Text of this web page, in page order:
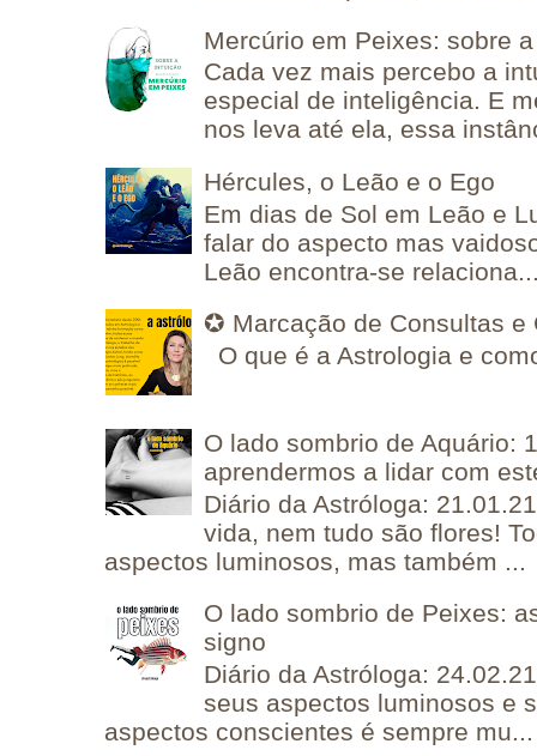
Mercúrio em Peixes: sobre
Cada vez mais percebo a
especial de inteligência. E
nos leva até ela, essa
Hércules, o Leão e o Ego
Em dias de Sol em Leão e
falar do aspecto mas
Leão encontra-se
✪ Marcação de Consultas e
O que é a Astrologia e
O lado sombrio de Aquário:
aprendermos a lidar com
Diário da Astróloga:
vida, nem tudo são flores!
aspectos luminosos, mas também ...
O lado sombrio de Peixes:
signo
Diário da Astróloga:
seus aspectos luminosos e
aspectos conscientes é sempre mu...